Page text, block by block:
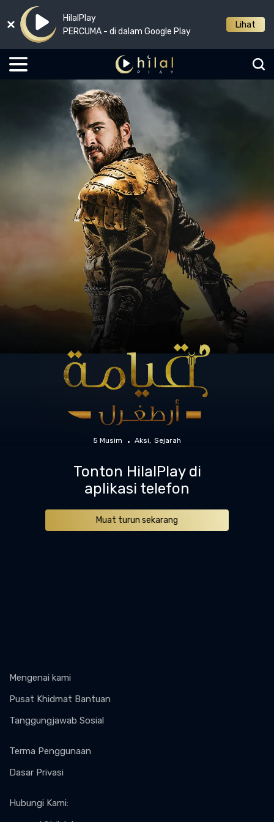
HilalPlay
PERCUMA - di dalam Google Play
Lihat
5 Musim Aksi Sejarah
Tonton HilalPlay di
aplikasi telefon
Muat turun sekarang
Mengenai kami
Pusat Khidmat Bantuan
Tanggungjawab Sosial
Terma Penggunaan
Dasar Privasi
Hubungi Kami: